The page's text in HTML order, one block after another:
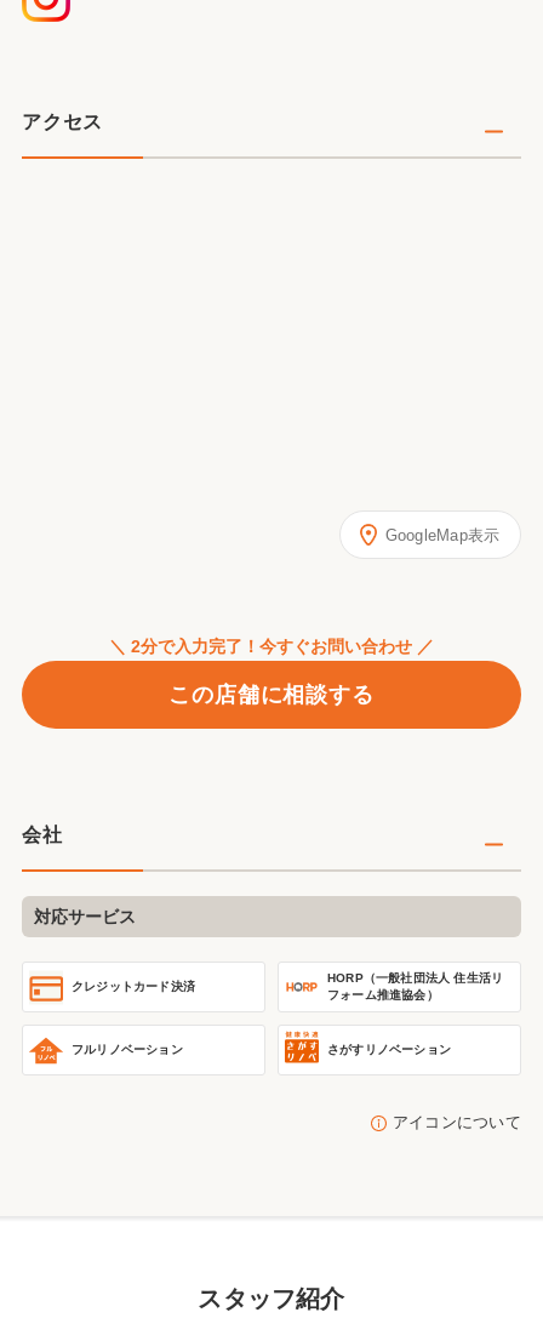
アクセス
GoogleMap表示
＼ 2分で入力完了！今すぐお問い合わせ ／
この店舗に相談する
会社
対応サービス
クレジットカード決済
HORP（一般社団法人 住生活リ
フォーム推進協会）
フルリノベーション さがすリノベーション
アイコンについて
スタッフ紹介